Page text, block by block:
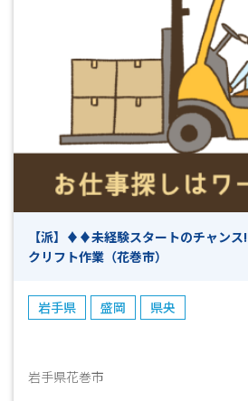
【派】♦♦未経験スタートのチャン
クリフト作業（花巻市）
岩手県 盛岡 県央
岩手県花巻市